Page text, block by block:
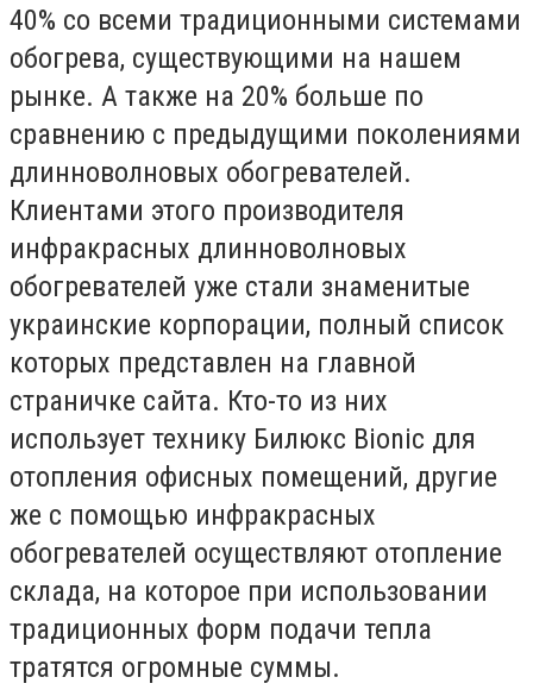
40% со всеми традиционными системами
обогрева, существующими на нашем
рынке. А также на 20% больше по
сравнению с предыдущими поколениями
длинноволновых обогревателей.
Клиентами этого производителя
инфракрасных длинноволновых
обогревателей уже стали знаменитые
украинские корпорации, полный список
которых представлен на главной
страничке сайта. Кто-то из них
использует технику Билюкс Bionic для
отопления офисных помещений, другие
же с помощью инфракрасных
обогревателей осуществляют отопление
склада, на которое при использовании
традиционных форм подачи тепла
тратятся огромные суммы.